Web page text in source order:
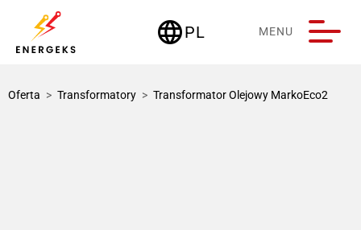
languagePL
Deutschland MENU
Oferta > Transformatory > Transformator Olejowy MarkoEco2